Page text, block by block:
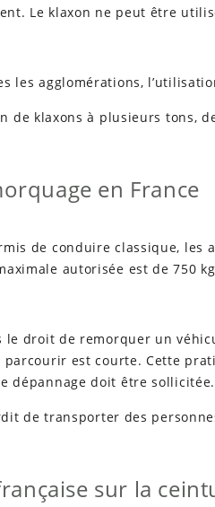
Le klaxon ne peut être
les agglomérations,
de klaxons à plusieurs tons,
en France
de conduire classique, les
autorisée est de 750
le droit de remorquer un
parcourir est courte. Cette
dépannage doit être sollicitée.
de transporter des
sur la